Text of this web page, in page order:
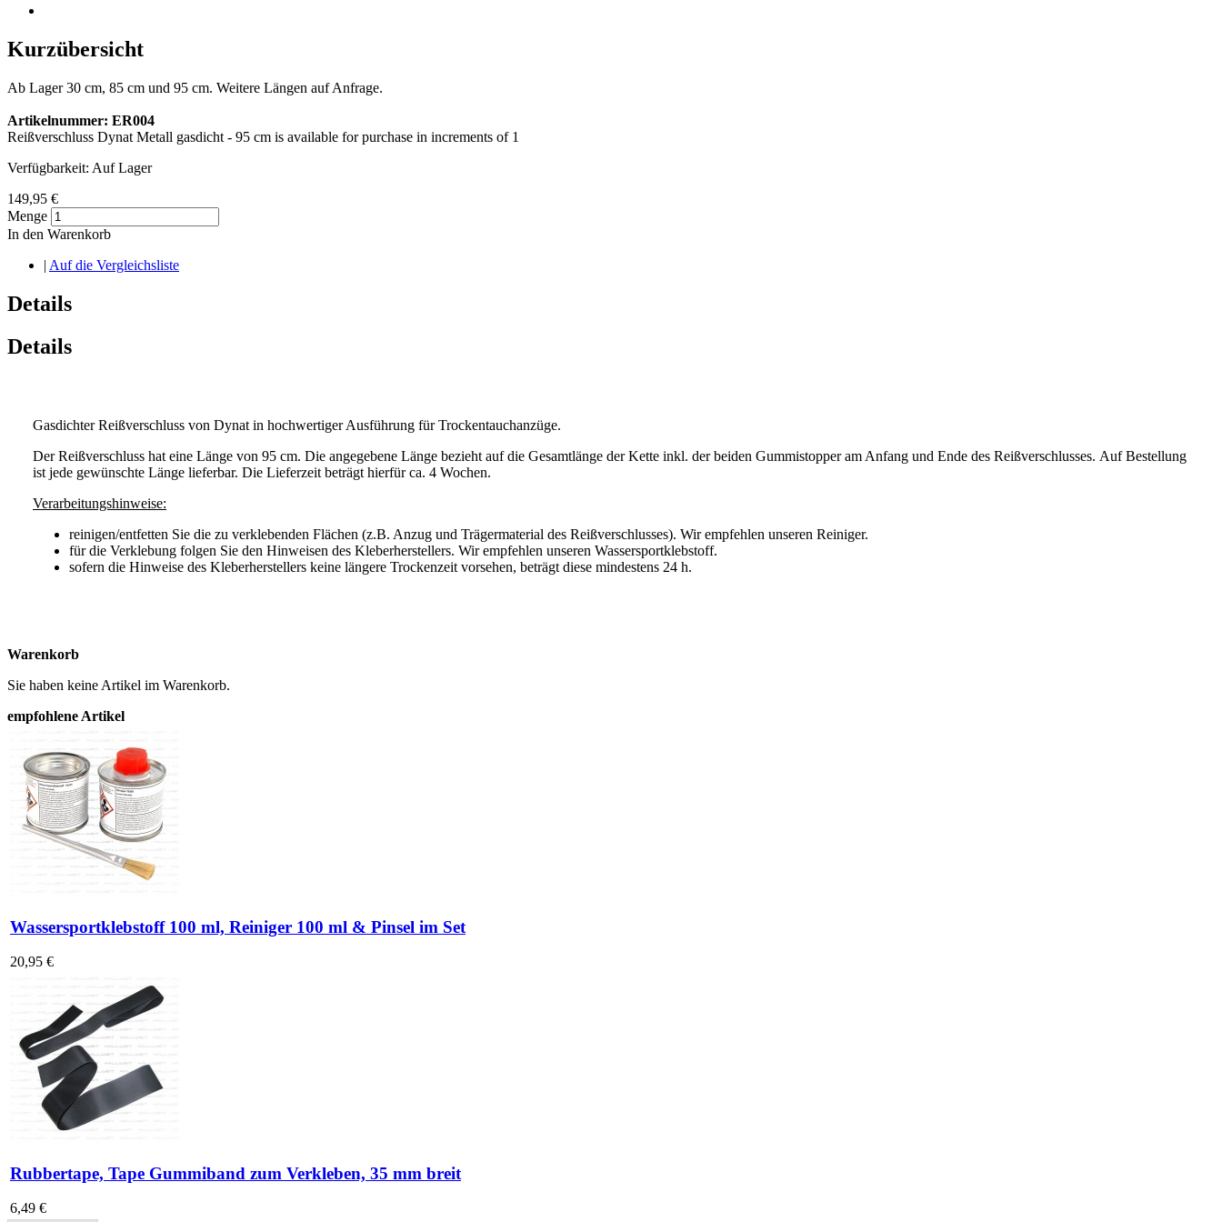
Kurzübersicht
Ab Lager 30 cm, 85 cm und 95 cm. Weitere Längen auf Anfrage.
Artikelnummer: ER004
Reißverschluss Dynat Metall gasdicht - 95 cm is available for purchase in increments of 1
Verfügbarkeit: Auf Lager
149,95 €
Menge
In den Warenkorb
| Auf die Vergleichsliste
Details
Details
Gasdichter Reißverschluss von Dynat in hochwertiger Ausführung für Trockentauchanzüge.
Der Reißverschluss hat eine Länge von 95 cm. Die angegebene Länge bezieht auf die Gesamtlänge der Kette inkl. der beiden Gummistopper am Anfang und Ende des Reißverschlusses. Auf Bestellung
ist jede gewünschte Länge lieferbar. Die Lieferzeit beträgt hierfür ca. 4 Wochen.
Verarbeitungshinweise:
reinigen/entfetten Sie die zu verklebenden Flächen (z.B. Anzug und Trägermaterial des Reißverschlusses). Wir empfehlen unseren Reiniger.
für die Verklebung folgen Sie den Hinweisen des Kleberherstellers. Wir empfehlen unseren Wassersportklebstoff.
sofern die Hinweise des Kleberherstellers keine längere Trockenzeit vorsehen, beträgt diese mindestens 24 h.
Warenkorb
Sie haben keine Artikel im Warenkorb.
empfohlene Artikel
Wassersportklebstoff 100 ml, Reiniger 100 ml & Pinsel im Set
20,95 €
Rubbertape, Tape Gummiband zum Verkleben, 35 mm breit
6,49 €